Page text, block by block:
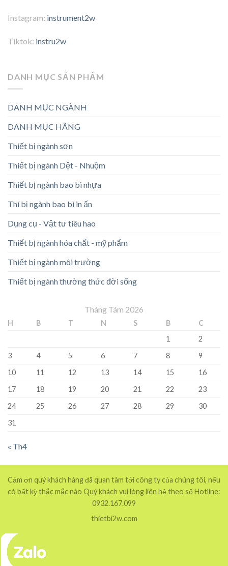
Instagram: instrument2w
Tiktok: instru2w
DANH MỤC SẢN PHẨM
DANH MỤC NGÀNH
DANH MỤC HÃNG
Thiết bị ngành sơn
Thiết bị ngành Dệt - Nhuộm
Thiết bị ngành bao bì nhựa
Thí bị ngành bao bì in ấn
Dụng cụ - Vật tư tiêu hao
Thiết bị ngành hóa chất - mỹ phẩm
Thiết bị ngành môi trường
Thiết bị ngành thường thức đời sống
Tháng Tám 2026
H B T N S B
C
1
2
3
4 5 6 7 8
9
10
11 12 13 14 15
16
17
18 19 20 21 22
23
24
25 26 27 28 29
30
31
« Th4
Cảm ơn quý khách hàng đã quan tâm tới công ty của chúng tôi, nếu
có bất kỳ thắc mắc nào Quý khách vui lòng liên hệ theo số Hotline:
0932.167.099
thietbi2w.com